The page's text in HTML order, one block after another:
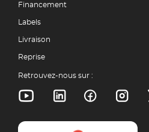
Financement
Labels
Livraison
Reprise
Retrouvez-nous sur :